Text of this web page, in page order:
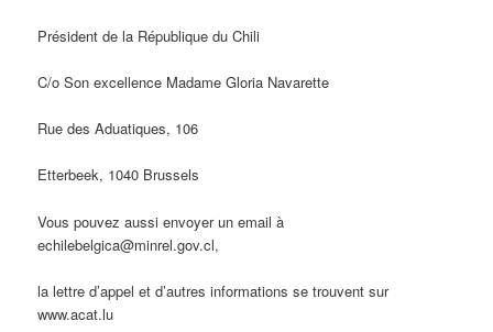
Président de la République du Chili
C/o Son excellence Madame Gloria Navarette
Rue des Aduatiques, 106
Etterbeek, 1040 Brussels
Vous pouvez aussi envoyer un email à
echilebelgica@minrel.gov.cl,
la lettre d’appel et d’autres informations se trouvent sur
www.acat.lu